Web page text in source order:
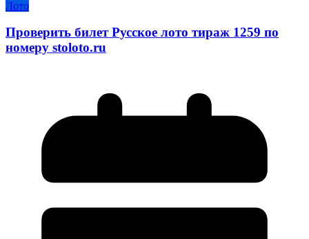
Лото
Проверить билет Русское лото тираж 1259 по
номеру stoloto.ru